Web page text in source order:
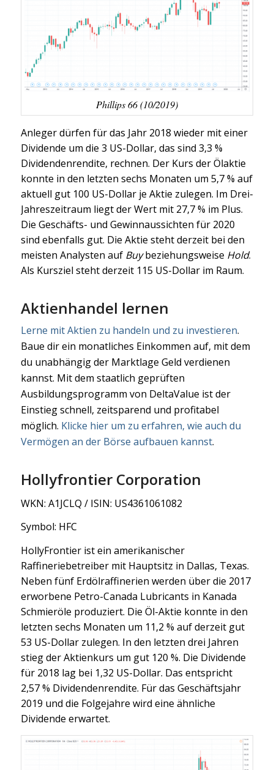
Phillips 66 (10/2019)
Anleger dürfen für das Jahr 2018 wieder mit einer
Dividende um die 3 US-Dollar, das sind 3,3 %
Dividendenrendite, rechnen. Der Kurs der Ölaktie
konnte in den letzten sechs Monaten um 5,7 % auf
aktuell gut 100 US-Dollar je Aktie zulegen. Im Drei-
Jahreszeitraum liegt der Wert mit 27,7 % im Plus.
Die Geschäfts- und Gewinnaussichten für 2020
sind ebenfalls gut. Die Aktie steht derzeit bei den
meisten Analysten auf Buybeziehungsweise Hold.
Als Kursziel steht derzeit 115 US-Dollar im Raum.
Aktienhandel lernen
Lerne mit Aktien zu handeln und zu investieren.
Baue dir ein monatliches Einkommen auf, mit dem
du unabhängig der Marktlage Geld verdienen
kannst. Mit dem staatlich geprüften
Ausbildungsprogramm von DeltaValue ist der
Einstieg schnell, zeitsparend und profitabel
möglich. Klicke hier um zu erfahren, wie auch du
Vermögen an der Börse aufbauen kannst.
Hollyfrontier Corporation
WKN: A1JCLQ / ISIN: US4361061082
Symbol: HFC
HollyFrontier ist ein amerikanischer
Raffineriebetreiber mit Hauptsitz in Dallas, Texas.
Neben fünf Erdölraffinerien werden über die 2017
erworbene Petro-Canada Lubricants in Kanada
Schmieröle produziert. Die Öl-Aktie konnte in den
letzten sechs Monaten um 11,2 % auf derzeit gut
53 US-Dollar zulegen. In den letzten drei Jahren
stieg der Aktienkurs um gut 120 %. Die Dividende
für 2018 lag bei 1,32 US-Dollar. Das entspricht
2,57 % Dividendenrendite. Für das Geschäftsjahr
2019 und die Folgejahre wird eine ähnliche
Dividende erwartet.